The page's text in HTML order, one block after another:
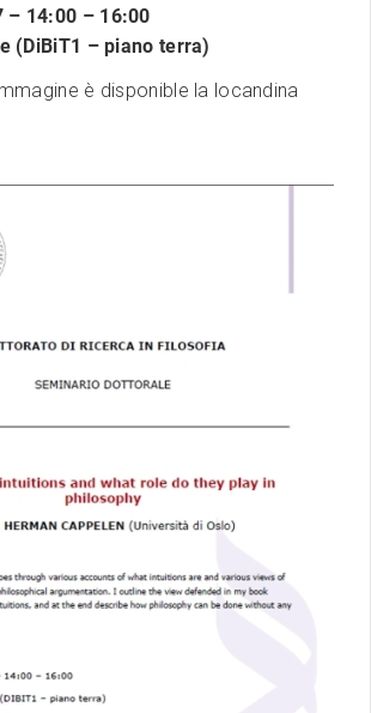
– 14:00 – 16:00
(DiBiT1 – piano terra)
è disponible la locandina